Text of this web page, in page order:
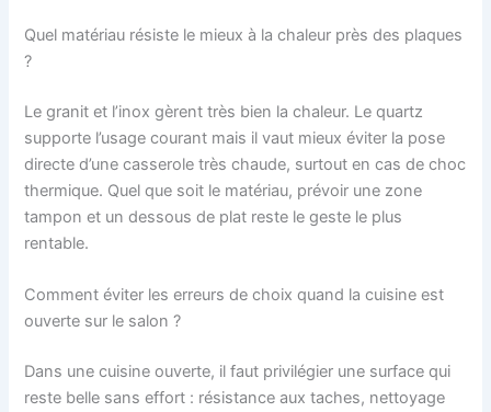
Quel matériau résiste le mieux à la chaleur près des plaques
?
Le granit et l’inox gèrent très bien la chaleur. Le quartz
supporte l’usage courant mais il vaut mieux éviter la pose
directe d’une casserole très chaude, surtout en cas de choc
thermique. Quel que soit le matériau, prévoir une zone
tampon et un dessous de plat reste le geste le plus
rentable.
Comment éviter les erreurs de choix quand la cuisine est
ouverte sur le salon ?
Dans une cuisine ouverte, il faut privilégier une surface qui
reste belle sans effort : résistance aux taches, nettoyage